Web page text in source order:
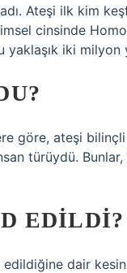
Ateşi ilk kim
cinsinde
yaklaşık iki milyon
göre, ateşi
türüydü.
EDILDI?
dair kesin